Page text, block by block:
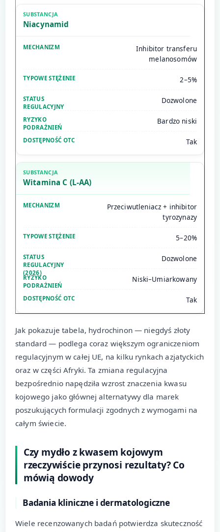
Niacynamid
Inhibitor transferu
melanosomów
2–5%
Dozwolone
Bardzo niski
Tak
Witamina C (L-AA)
Przeciwutleniacz + inhibitor
tyrozynazy
5–20%
Dozwolone
Niski–Umiarkowany
Tak
Jak pokazuje tabela, hydrochinon — niegdyś złoty
standard — podlega coraz większym ograniczeniom
regulacyjnym w całej UE, na kilku rynkach azjatyckich
oraz w części Afryki. Ta zmiana regulacyjna
bezpośrednio napędziła wzrost znaczenia kwasu
kojowego jako głównej alternatywy dla marek
poszukujących formulacji zgodnych z wymogami na
całym świecie.
Czy mydło z kwasem kojowym
rzeczywiście przynosi rezultaty? Co
mówią dowody
Badania kliniczne i dermatologiczne
Wiele recenzowanych badań potwierdza skuteczność